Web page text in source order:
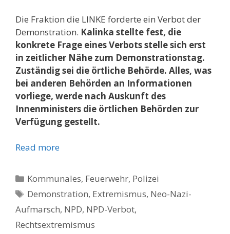
Die Fraktion die LINKE forderte ein Verbot der
Demonstration. Kalinka stellte fest, die
konkrete Frage eines Verbots stelle sich erst
in zeitlicher Nähe zum Demonstrationstag.
Zuständig sei die örtliche Behörde. Alles, was
bei anderen Behörden an Informationen
vorliege, werde nach Auskunft des
Innenministers die örtlichen Behörden zur
Verfügung gestellt.
Read more
Kategorien
Kommunales, Feuerwehr, Polizei
Schlagwörter
Demonstration, Extremismus, Neo-Nazi-
Aufmarsch, NPD, NPD-Verbot,
Rechtsextremismus